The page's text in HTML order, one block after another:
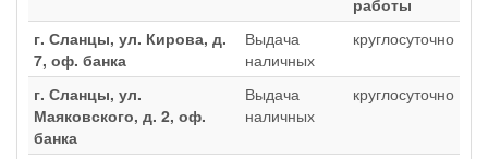
работы
г. Сланцы, ул. Кирова, д.
7, оф. банка
Выдача
наличных
круглосуточно
г. Сланцы, ул.
Маяковского, д. 2, оф.
банка
Выдача
наличных
круглосуточно